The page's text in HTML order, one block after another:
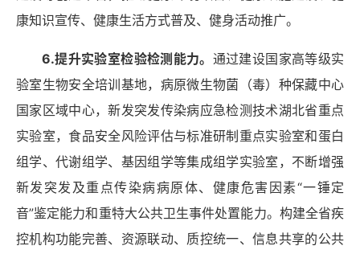
康知识宣传、健康生活方式普及、健身活动推广。
6.提升实验室检验检测能力。 通过建设国家高等级实
验室生物安全培训基地，病原微生物菌（毒）种保藏中心
国家区域中心，新发突发传染病应急检测技术湖北省重点
实验室，食品安全风险评估与标准研制重点实验室和蛋白
组学、代谢组学、基因组学等集成组学实验室，不断增强
新发突发及重点传染病病原体、健康危害因素“一锤定
音”鉴定能力和重特大公共卫生事件处置能力。构建全省疾
控机构功能完善、资源联动、质控统一、信息共享的公共